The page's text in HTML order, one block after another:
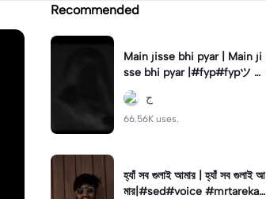
Recommended
Main jisse bhi pyar | Main ji
sse bhi pyar |#fyp#fypツ⁠ #
foryou#foryoupage🔥#viral
ج
66.56K uses.
হ্যাঁ সব গুলাই আমার | হ্যাঁ সব গুলাই আ
মার|#sed#voice #mrtarekah